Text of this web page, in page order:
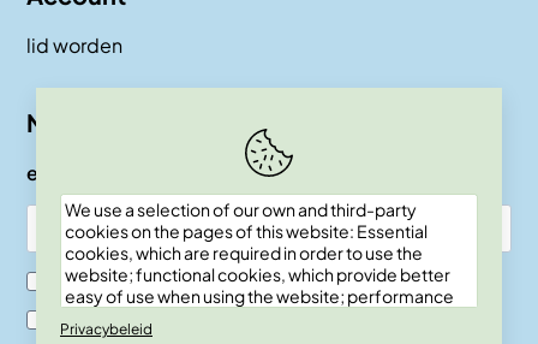
We use a selection of our own and third-party
cookies on the pages of this website: Essential
cookies, which are required in order to use the
website; functional cookies, which provide better
easy of use when using the website; performance
data on website use and statistics; and marketing
Privacybeleid
lid worden
Nieuwsbrief
e-mail
Ik ben SKEPP lid
Ik ben geen SKEPP lid